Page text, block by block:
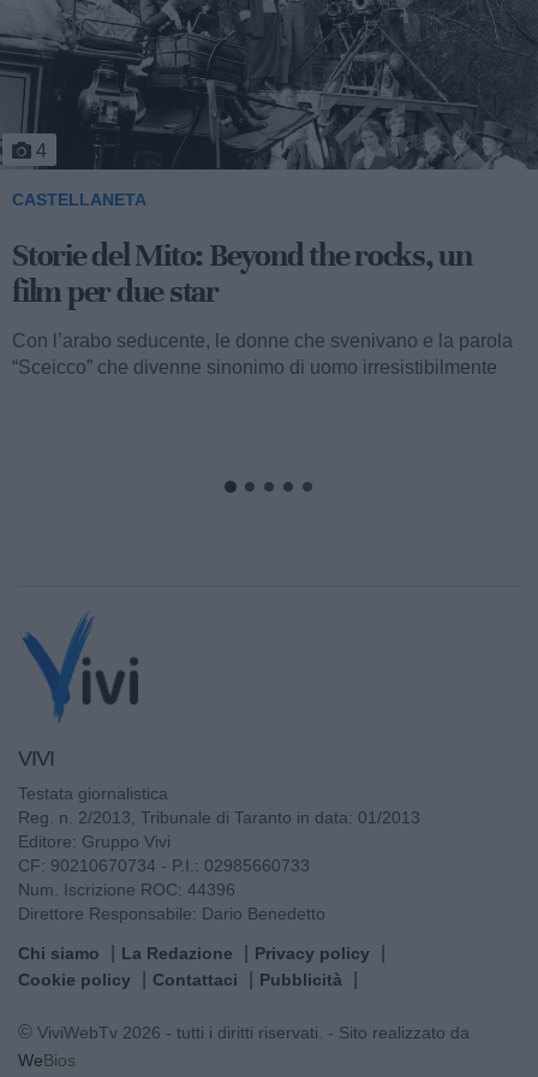
4
CASTELLANETA
Storie del Mito: Beyond the rocks, un
film per due star
Con l’arabo seducente, le donne che svenivano e la parola
“Sceicco” che divenne sinonimo di uomo irresistibilmente
VIVI
Testata giornalistica
Reg. n. 2/2013, Tribunale di Taranto in data: 01/2013
Editore: Gruppo Vivi
CF: 90210670734 - P.I.: 02985660733
Num. Iscrizione ROC: 44396
Direttore Responsabile: Dario Benedetto
Chi siamo La Redazione
Privacy policy
Cookie policy
Contattaci Pubblicità
© ViviWebTv 2026 - tutti i diritti riservati. - Sito realizzato da
WeBios